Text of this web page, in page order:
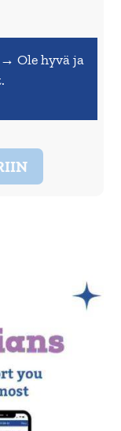
→Ole hyvä ja